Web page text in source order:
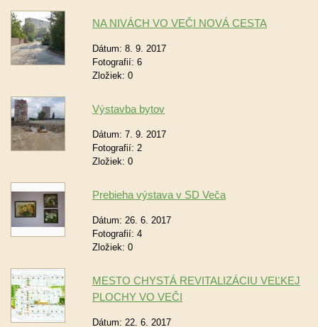
NA NIVÁCH VO VEČI NOVÁ CESTA
Dátum: 8. 9. 2017
Fotografií: 6
Zložiek: 0
Výstavba bytov
Dátum: 7. 9. 2017
Fotografií: 2
Zložiek: 0
Prebieha výstava v SD Veča
Dátum: 26. 6. 2017
Fotografií: 4
Zložiek: 0
MESTO CHYSTÁ REVITALIZÁCIU VEĽKEJ
PLOCHY VO VEČI
Dátum: 22. 6. 2017